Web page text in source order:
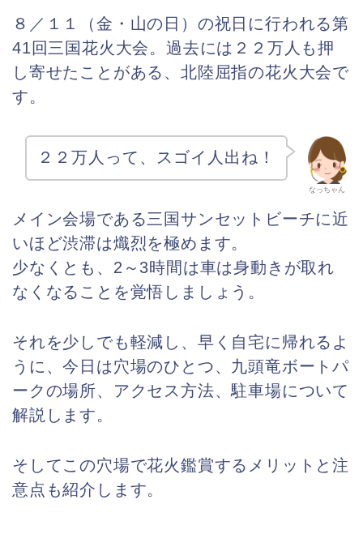
８／１１（金・山の日）の祝日に行われる第
41回三国花火大会。過去には２２万人も押
し寄せたことがある、北陸屈指の花火大会で
す。
なっちゃん
２２万人って、スゴイ人出ね！
メイン会場である三国サンセットビーチに近
いほど渋滞は熾烈を極めます。
少なくとも、2～3時間は車は身動きが取れ
なくなることを覚悟しましょう。
それを少しでも軽減し、早く自宅に帰れるよ
うに、今日は穴場のひとつ、九頭竜ボートパ
ークの場所、アクセス方法、駐車場について
解説します。
そしてこの穴場で花火鑑賞するメリットと注
意点も紹介します。